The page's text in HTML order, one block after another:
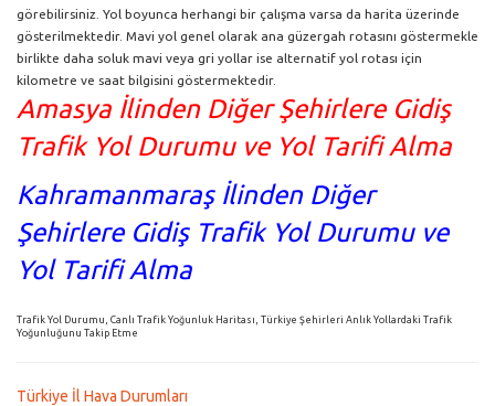
görebilirsiniz. Yol boyunca herhangi bir çalışma varsa da harita üzerinde
gösterilmektedir. Mavi yol genel olarak ana güzergah rotasını göstermekle
birlikte daha soluk mavi veya gri yollar ise alternatif yol rotası için
kilometre ve saat bilgisini göstermektedir.
Amasya İlinden Diğer Şehirlere Gidiş
Trafik Yol Durumu ve Yol Tarifi Alma
Kahramanmaraş İlinden Diğer
Şehirlere Gidiş Trafik Yol Durumu ve
Yol Tarifi Alma
Trafik Yol Durumu, Canlı Trafik Yoğunluk Haritası, Türkiye Şehirleri Anlık Yollardaki Trafik
Yoğunluğunu Takip Etme
Türkiye İl Hava Durumları